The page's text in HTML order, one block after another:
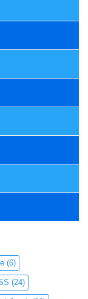
(6)
(24)